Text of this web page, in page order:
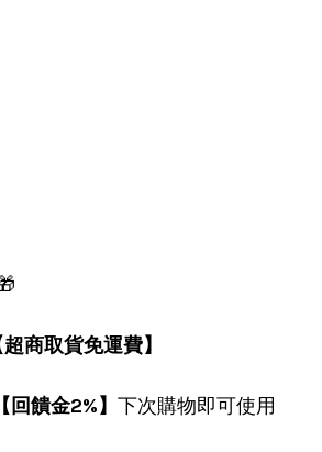
超商取貨免運費】
【回饋金2%】 下次購物即可使用